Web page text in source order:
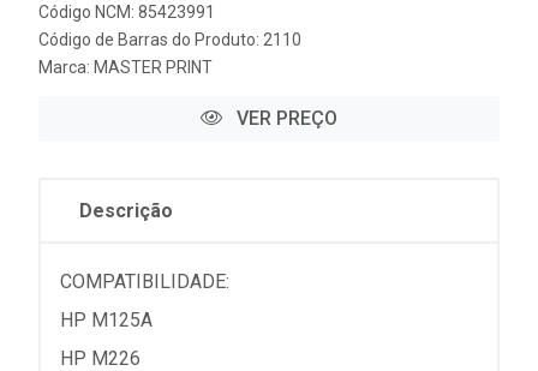
Código NCM: 85423991
Código de Barras do Produto: 2110
Marca: MASTER PRINT
VER PREÇO
Descrição
COMPATIBILIDADE:
HP M125A
HP M226